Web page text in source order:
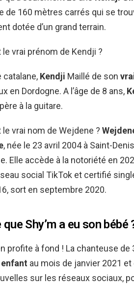
de 160 mètres carrés qui se
dotée d’un grand terrain.
le vrai prénom de Kendji ?
catalane, Kendji Maillé de son
en Dordogne. A l’âge de 8 ans,
à la guitare.
le vrai nom de Wejdene ?
, née le 23 avril 2004 à Saint-
Elle accède à la notoriété en
social TikTok et certifié
sort en septembre 2020.
Shy’m a eu son bébé
profite à fond ! La chanteuse de
enfant au mois de janvier 2021
sur les réseaux sociaux,